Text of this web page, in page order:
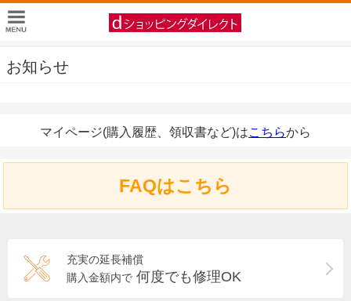
お知らせ
マイページ(購入履歴、領収書など)はこちらから
FAQはこちら
充実の延長補償
購入金額内で 何度でも修理OK